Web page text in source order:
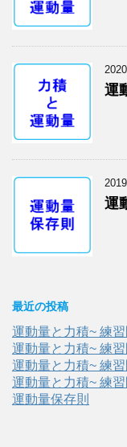
運
運
最近の投稿
運動量と力積~ 練
運動量と力積~ 練
運動量と力積~ 練
運動量と力積~ 練
運動量保存則